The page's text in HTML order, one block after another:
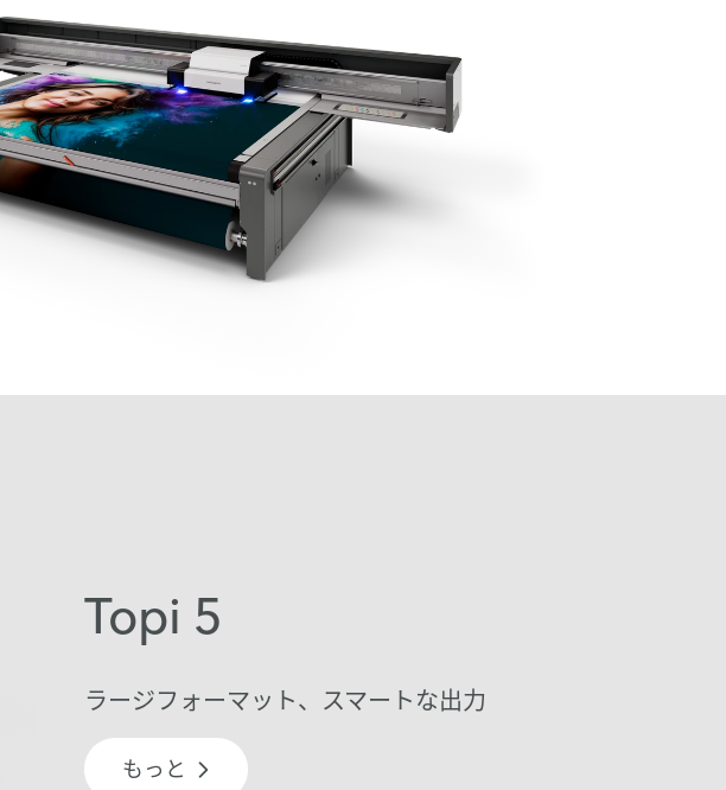
Topi 5
ラージフォーマット、スマートな出力
もっと